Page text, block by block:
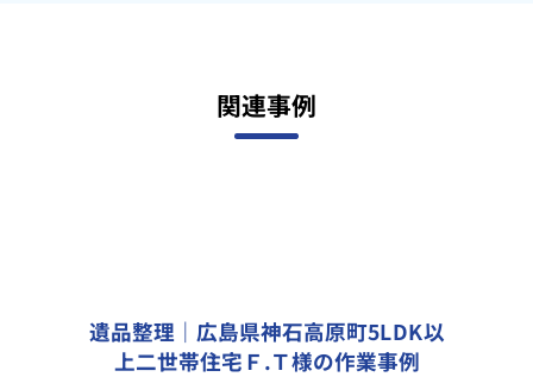
関連事例
遺品整理｜広島県神石高原町5LDK以
上二世帯住宅Ｆ.Ｔ様の作業事例